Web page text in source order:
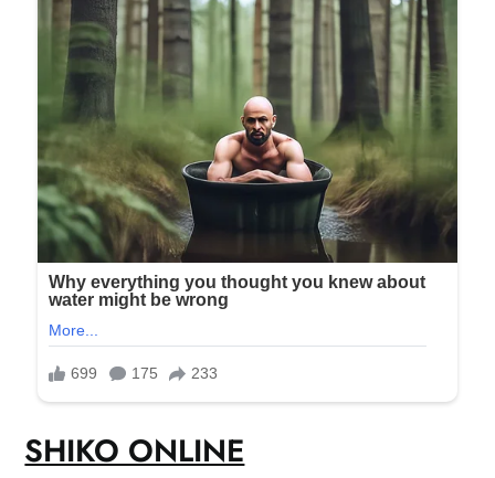
SHIKO ONLINE